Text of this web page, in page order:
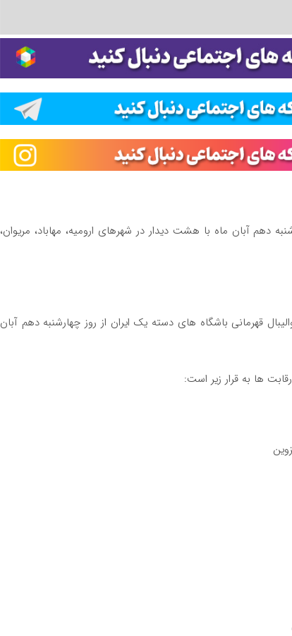
دهم آبان ماه با هشت دیدار در شهرهای ارومیه، مهاباد، مریوان،
قهرمانی باشگاه های دسته یک ایران از روز چهارشنبه دهم آبان
ها به قرار زیر است: